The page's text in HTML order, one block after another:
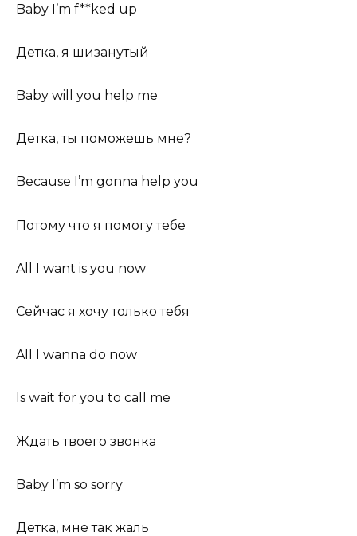
Baby I’m f**ked up
Детка, я шизанутый
Baby will you help me
Детка, ты поможешь мне?
Because I’m gonna help you
Потому что я помогу тебе
All I want is you now
Сейчас я хочу только тебя
All I wanna do now
Is wait for you to call me
Ждать твоего звонка
Baby I’m so sorry
Детка, мне так жаль